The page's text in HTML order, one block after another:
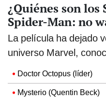
¿Quiénes son los
Spider-Man: no
La película ha dejado
universo Marvel,
Doctor Octopus (líder)
Mysterio (Quentin Beck)